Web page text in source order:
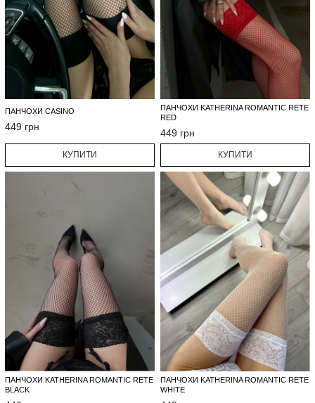
ПАНЧОХИ CASINO
449 грн
КУПИТИ
ПАНЧОХИ KATHERINA ROMANTIC RETE
RED
449 грн
КУПИТИ
ПАНЧОХИ KATHERINA ROMANTIC RETE
BLACK
ПАНЧОХИ KATHERINA ROMANTIC RETE
WHITE